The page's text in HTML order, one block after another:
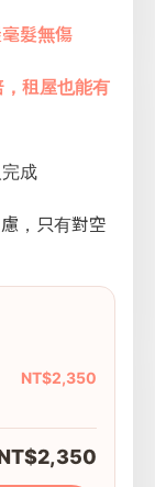
髮無傷
租屋也能有
成
，只有對空
NT$2,350